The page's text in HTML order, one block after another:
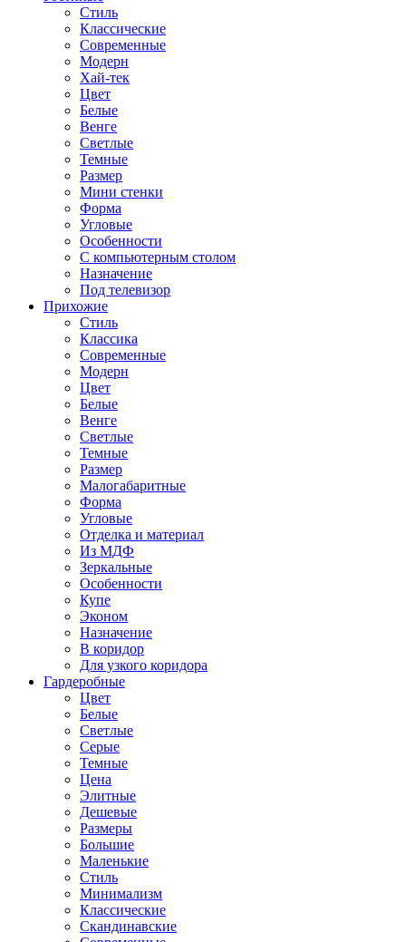
Стиль
Классические
Современные
Модерн
Хай-тек
Цвет
Белые
Венге
Светлые
Темные
Размер
Мини стенки
Форма
Угловые
Особенности
С компьютерным столом
Назначение
Под телевизор
Прихожие
Стиль
Классика
Современные
Модерн
Цвет
Белые
Венге
Светлые
Темные
Размер
Малогабаритные
Форма
Угловые
Отделка и материал
Из МДФ
Зеркальные
Особенности
Купе
Эконом
Назначение
В коридор
Для узкого коридора
Гардеробные
Цвет
Белые
Светлые
Серые
Темные
Цена
Элитные
Дешевые
Размеры
Большие
Маленькие
Стиль
Минимализм
Классические
Скандинавские